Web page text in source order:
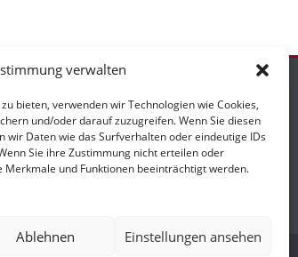
verwalten
bieten, verwenden wir Technologien wie Cookies,
und/oder darauf zuzugreifen. Wenn Sie diesen
wir Daten wie das Surfverhalten oder eindeutige IDs
Sie ihre Zustimmung nicht erteilen oder
und Funktionen beeinträchtigt werden.
Ablehnen Einstellungen ansehen